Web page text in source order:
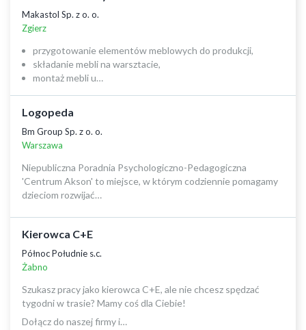
Makastol Sp. z o. o.
Zgierz
przygotowanie elementów meblowych do produkcji,
składanie mebli na warsztacie,
montaż mebli u…
Logopeda
Bm Group Sp. z o. o.
Warszawa
Niepubliczna Poradnia Psychologiczno-Pedagogiczna
'Centrum Akson' to miejsce, w którym codziennie pomagamy
dzieciom rozwijać…
Kierowca C+E
Północ Południe s.c.
Żabno
Szukasz pracy jako kierowca C+E, ale nie chcesz spędzać
tygodni w trasie? Mamy coś dla Ciebie!
Dołącz do naszej firmy i…